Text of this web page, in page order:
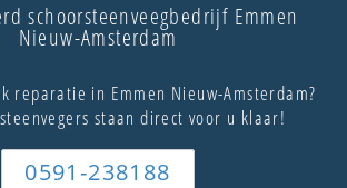
schoorsteenveegbedrijf Emmen
Nieuw-Amsterdam
reparatie in Emmen Nieuw-Amsterdam?
staan direct voor u klaar!
0591-238188